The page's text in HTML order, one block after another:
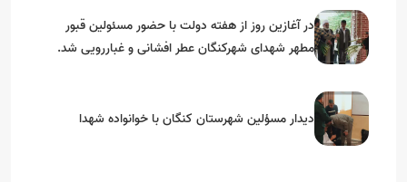
در آغازین روز از هفته دولت با حضور مسئولین قبور
مطهر شهدای شهرکنگان عطر افشانی و غباررویی شد.
دیدار مسؤلین شهرستان کنگان با خوانواده شهدا